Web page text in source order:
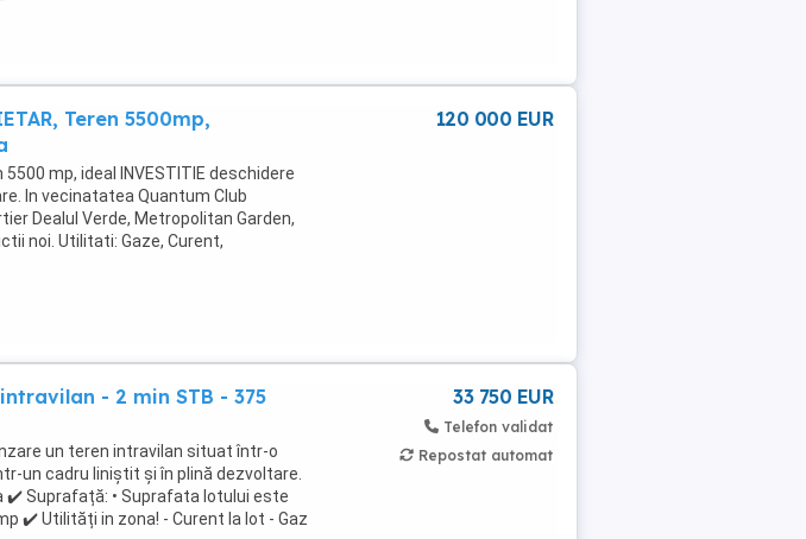
Teren 5500mp,
5500 mp, ideal INVESTITIE deschidere
In vecinatatea Quantum Club
Dealul Verde, Metropolitan Garden,
noi. Utilitati: Gaze, Curent,
120 000 EUR
- 2 min STB - 375
un teren intravilan situat într-o
un cadru liniștit și în plină dezvoltare.
✔️ Suprafață: • Suprafata lotului este
✔️ Utilități in zona! - Curent la lot - Gaz
33 750 EUR
Telefon validat
Repostat automat